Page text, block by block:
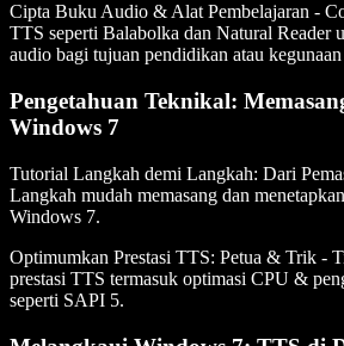
Cipta Buku Audio & Alat Pembelajaran -
TTS seperti Balabolka dan Natural Reader
audio bagi tujuan pendidikan atau
Pengetahuan Teknikal:
Windows 7
Tutorial Langkah demi Langkah: Dari
Langkah mudah memasang dan
Windows 7.
Optimumkan Prestasi TTS: Petua & Trik -
prestasi TTS termasuk optimasi CPU &
seperti SAPI 5.